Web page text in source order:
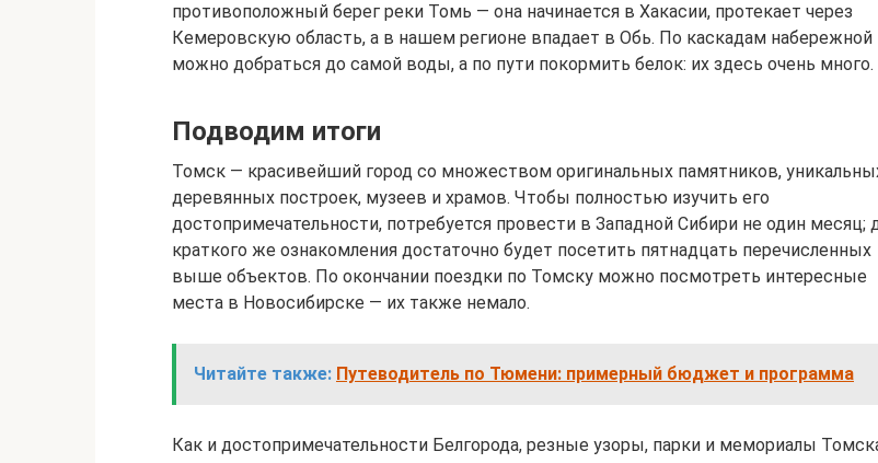
противоположный берег реки Томь — она начинается в Хакасии, протекает через
Кемеровскую область, а в нашем регионе впадает в Обь. По каскадам набережной
можно добраться до самой воды, а по пути покормить белок: их здесь очень много.
Подводим итоги
Томск — красивейший город со множеством оригинальных памятников,
деревянных построек, музеев и храмов. Чтобы полностью изучить его
достопримечательности, потребуется провести в Западной Сибири не один месяц;
краткого же ознакомления достаточно будет посетить пятнадцать перечисленных
выше объектов. По окончании поездки по Томску можно посмотреть интересные
места в Новосибирске — их также немало.
Читайте также: Путеводитель по Тюмени: примерный бюджет и программа
Как и достопримечательности Белгорода, резные узоры, парки и мемориалы